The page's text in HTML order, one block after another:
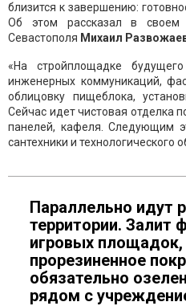
близится к завершению:
Об этом рассказал в своем
Севастополя Михаил
«На стройплощадке
инженерных коммуникаций,
облицовку пищеблока,
Сейчас идет чистовая отделка
панелей, кафеля. Следующим
сантехники и технологического
Параллельно идут
территории. Залит
игровых площадок,
прорезиненное
обязательно
рядом с